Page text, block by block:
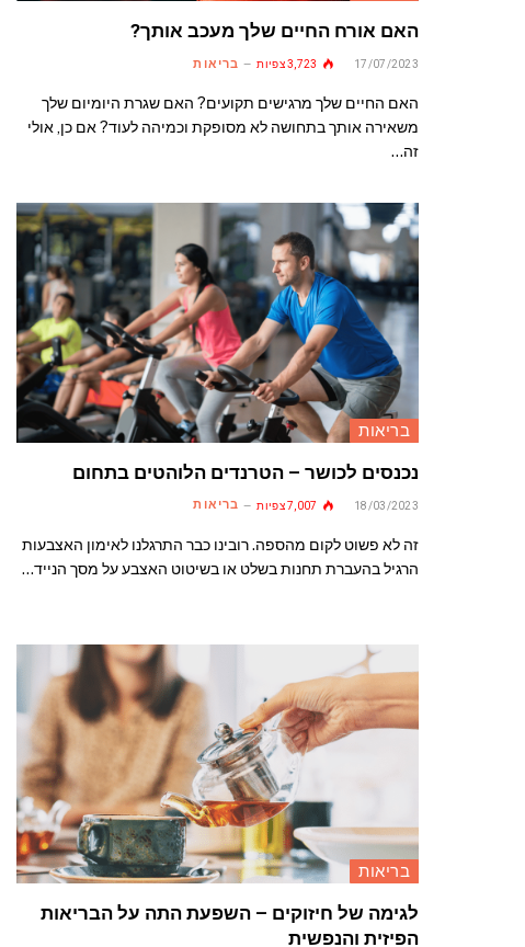
האם אורח החיים שלך מעכב אותך?
17/07/2023
3,723 צפיות בריאות
האם החיים שלך מרגישים תקועים? האם שגרת היומיום שלך
משאירה אותך בתחושה לא מסופקת וכמיהה לעוד? אם כן, אולי
זה…
בריאות
נכנסים לכושר – הטרנדים הלוהטים בתחום
18/03/2023
7,007 צפיות בריאות
זה לא פשוט לקום מהספה. רובינו כבר התרגלנו לאימון האצבעות
הרגיל בהעברת תחנות בשלט או בשיטוט האצבע על מסך הנייד…
בריאות
לגימה של חיזוקים – השפעת התה על הבריאות
הפיזית והנפשית